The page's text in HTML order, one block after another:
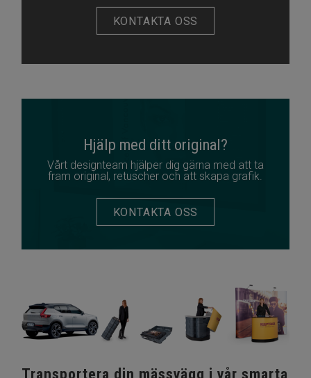
KONTAKTA OSS
Hjälp med ditt original?
Vårt designteam hjälper dig gärna med att ta
fram original, retuscher och att skapa grafik.
KONTAKTA OSS
Transportera din mässvägg i vår smarta